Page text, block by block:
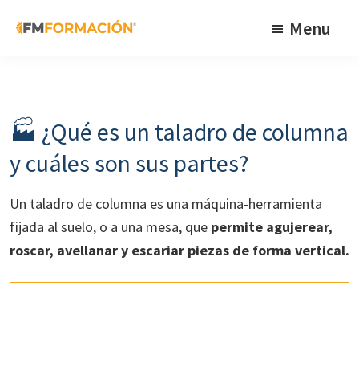
fabricación
mecánica
Menu
🏭​ ¿Qué es un taladro de columna
y cuáles son sus partes?
Un taladro de columna es una máquina-herramienta
fijada al suelo, o a una mesa, que permite agujerear,
roscar, avellanar y escariar piezas de forma vertical.